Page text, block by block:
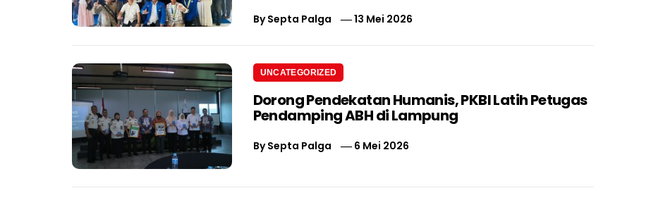
BySepta Palga 13 Mei 2026
UNCATEGORIZED
Dorong Pendekatan Humanis, PKBI Latih Petugas
Pendamping ABH di Lampung
BySepta Palga 6 Mei 2026